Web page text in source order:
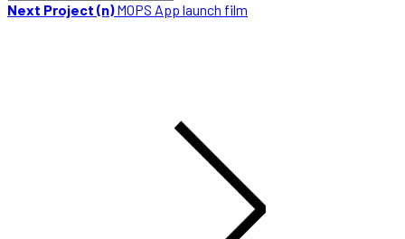
Next Project (n)MOPS App launch film